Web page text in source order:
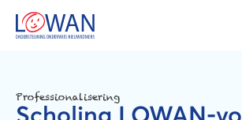
Professionalisering